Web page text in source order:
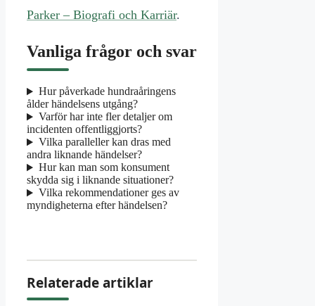
Parker – Biografi och Karriär.
Vanliga frågor och svar
Hur påverkade hundraåringens
ålder händelsens utgång?
Varför har inte fler detaljer om
incidenten offentliggjorts?
Vilka paralleller kan dras med
andra liknande händelser?
Hur kan man som konsument
skydda sig i liknande situationer?
Vilka rekommendationer ges av
myndigheterna efter händelsen?
Relaterade artiklar